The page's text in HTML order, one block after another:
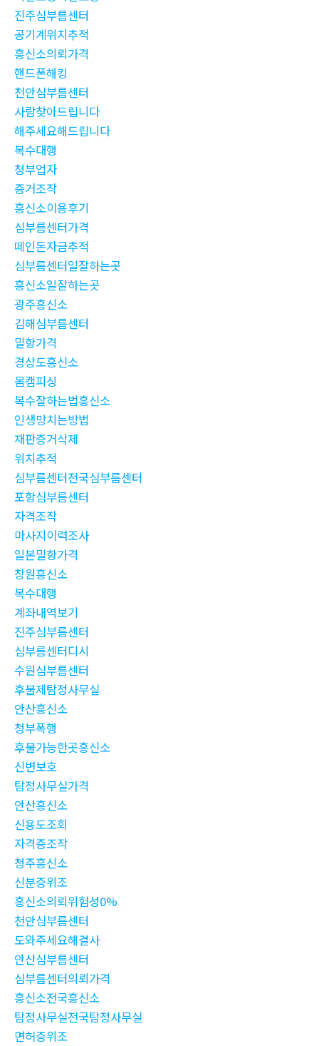
진주심부름센터
공기계위치추적
흥신소의뢰가격
핸드폰해킹
천안심부름센터
사람찾아드립니다
해주세요해드립니다
복수대행
청부업자
증거조작
흥신소이용후기
심부름센터가격
떼인돈자금추적
심부름센터일잘하는곳
흥신소일잘하는곳
광주흥신소
김해심부름센터
밀항가격
경상도흥신소
몸캠피싱
복수잘하는법흥신소
인생망치는방법
재판증거삭제
위치추적
심부름센터전국심부름센터
포항심부름센터
자격조작
마사지이력조사
일본밀항가격
창원흥신소
복수대행
계좌내역보기
진주심부름센터
심부름센터디시
수원심부름센터
후불제탐정사무실
안산흥신소
청부폭행
후불가능한곳흥신소
신변보호
탐정사무실가격
안산흥신소
신용도조회
자격증조작
청주흥신소
신분증위조
흥신소의뢰위험성0%
천안심부름센터
도와주세요해결사
안산심부름센터
심부름센터의뢰가격
흥신소전국흥신소
탐정사무실전국탐정사무실
면허증위조